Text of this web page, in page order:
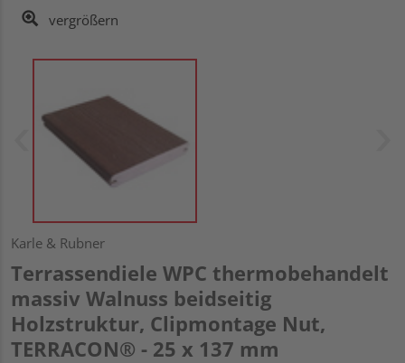
vergrößern
Karle & Rubner
Terrassendiele WPC thermobehandelt
massiv Walnuss beidseitig
Holzstruktur, Clipmontage Nut,
TERRACON® - 25 x 137 mm